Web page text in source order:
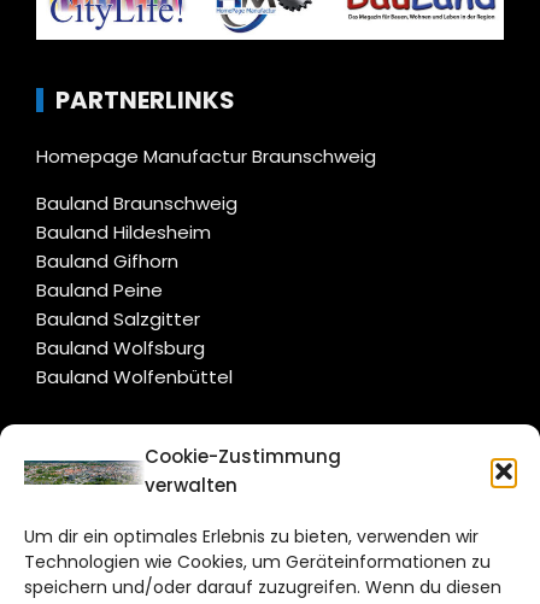
Cookie-Zustimmung
verwalten
Um dir ein optimales Erlebnis zu bieten, verwenden wir
Technologien wie Cookies, um Geräteinformationen zu
speichern und/oder darauf zuzugreifen. Wenn du diesen
PARTNERLINKS
Homepage Manufactur Braunschweig
Bauland Braunschweig
Bauland Hildesheim
Bauland Gifhorn
Bauland Peine
Bauland Salzgitter
Bauland Wolfsburg
Bauland Wolfenbüttel
CITYLIFE!
Bruchtorwall 12
38100 Braunschweig